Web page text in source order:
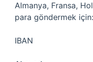
Almanya, Fransa,
para göndermek için:
IBAN